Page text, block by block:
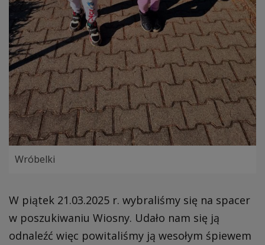
Wróbelki
W piątek 21.03.2025 r. wybraliśmy się na spacer
w poszukiwaniu Wiosny. Udało nam się ją
odnaleźć więc powitaliśmy ją wesołym śpiewem